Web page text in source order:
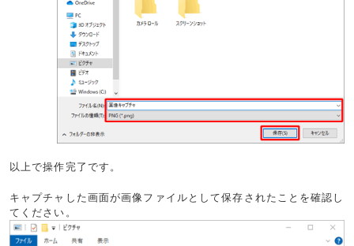
以上で操作完了です。
キャプチャした画面が画像ファイルとして保存されたことを確認し
てください。